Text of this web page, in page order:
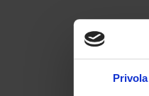
Privola